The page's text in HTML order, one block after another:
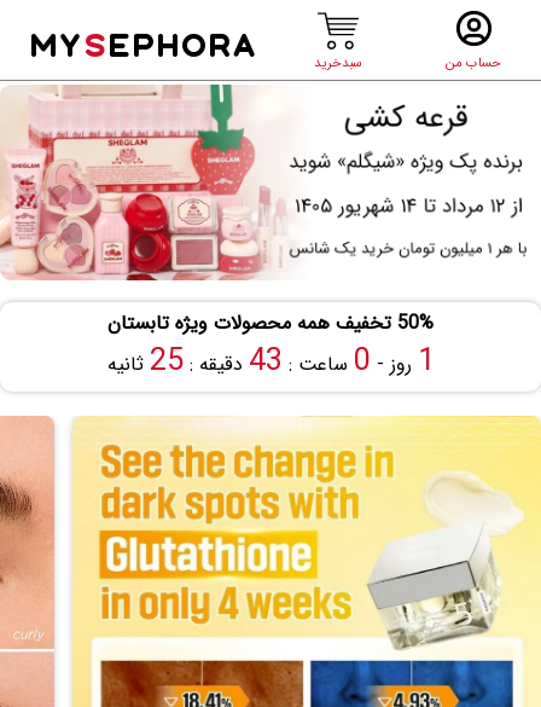
حساب من سبدخرید
MYSEPHORA
50% تخفیف همه محصولات ویژه تابستان
1 روز - 0 ساعت : 43 دقیقه :24 ثانیه